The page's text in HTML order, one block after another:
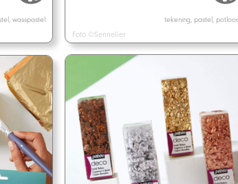
wasspastel
tekening, pastel,
Foto ©Sennelier